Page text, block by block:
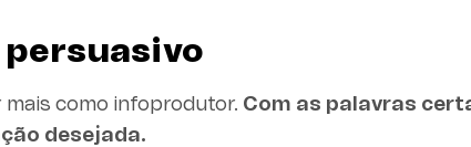
mais como infoprodutor. Com as palavras
desejada.